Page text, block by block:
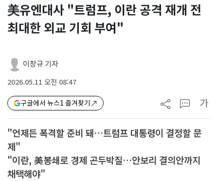
美유엔대사 "트럼프, 이란 공격 재개 전
최대한 외교 기회 부여"
이창규 기자
2026.05.11 오전 08:47
구글에서 뉴스1 즐겨찾기 가
"언제든 폭격할 준비 돼…트럼프 대통령이 결정할 문
제"
"이란, 美봉쇄로 경제 곤두박질…안보리 결의안까지
채택해야"